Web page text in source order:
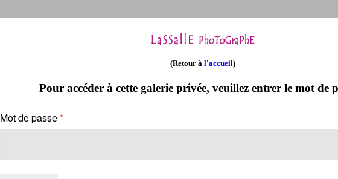
(Retour à l'accueil)
Pour accéder à cette galerie privée, veuillez entrer le mot de
Mot de passe*